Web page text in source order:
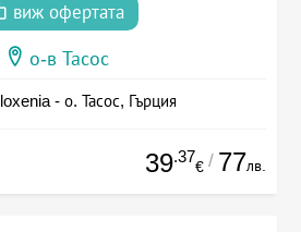
виж офертата
о-в Тасос
- о. Тасос, Гърция
39.37
€ / 77лв.